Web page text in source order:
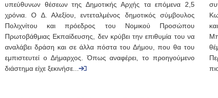
υπεύθυνων θέσεων της Δημοτικής Αρχής τα επόμενα 2,5
χρόνια. Ο Δ. Αλεξίου, εντεταλμένος δημοτικός σύμβουλος
Πολιχνίτου και πρόεδρος του Νομικού Προσώπου
Πρωτοβάθμιας Εκπαίδευσης, δεν κρύβει την επιθυμία του να
αναλάβει δράση και σε άλλα πόστα του Δήμου, που θα του
εμπιστευτεί ο Δήμαρχος. Όπως αναφέρει, το προηγούμενο
διάστημα είχε ξεκινήσε...